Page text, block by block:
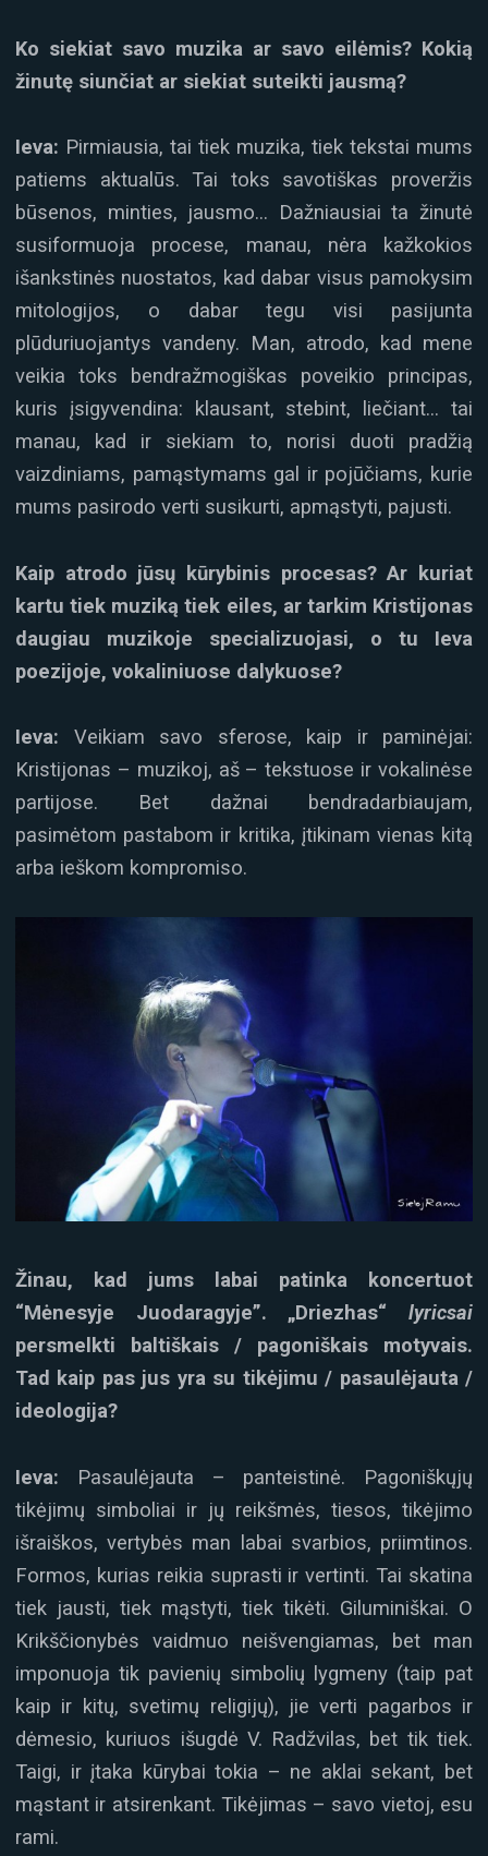
Ko siekiat savo muzika ar savo eilėmis? Kokią
žinutę siunčiat ar siekiat suteikti jausmą?
Ieva: Pirmiausia, tai tiek muzika, tiek tekstai mums
patiems aktualūs. Tai toks savotiškas proveržis
būsenos, minties, jausmo… Dažniausiai ta žinutė
susiformuoja procese, manau, nėra kažkokios
išankstinės nuostatos, kad dabar visus pamokysim
mitologijos, o dabar tegu visi pasijunta
plūduriuojantys vandeny. Man, atrodo, kad mene
veikia toks bendražmogiškas poveikio principas,
kuris įsigyvendina: klausant, stebint, liečiant… tai
manau, kad ir siekiam to, norisi duoti pradžią
vaizdiniams, pamąstymams gal ir pojūčiams, kurie
mums pasirodo verti susikurti, apmąstyti, pajusti.
Kaip atrodo jūsų kūrybinis procesas? Ar kuriat
kartu tiek muziką tiek eiles, ar tarkim Kristijonas
daugiau muzikoje specializuojasi, o tu Ieva
poezijoje, vokaliniuose dalykuose?
Ieva: Veikiam savo sferose, kaip ir paminėjai:
Kristijonas – muzikoj, aš – tekstuose ir vokalinėse
partijose. Bet dažnai bendradarbiaujam,
pasimėtom pastabom ir kritika, įtikinam vienas kitą
arba ieškom kompromiso.
Žinau, kad jums labai patinka koncertuot
“Mėnesyje Juodaragyje”. „Driezhas“ lyricsai
persmelkti baltiškais / pagoniškais motyvais.
Tad kaip pas jus yra su tikėjimu / pasaulėjauta /
ideologija?
Ieva: Pasaulėjauta – panteistinė. Pagoniškųjų
tikėjimų simboliai ir jų reikšmės, tiesos, tikėjimo
išraiškos, vertybės man labai svarbios, priimtinos.
Formos, kurias reikia suprasti ir vertinti. Tai skatina
tiek jausti, tiek mąstyti, tiek tikėti. Giluminiškai. O
Krikščionybės vaidmuo neišvengiamas, bet man
imponuoja tik pavienių simbolių lygmeny (taip pat
kaip ir kitų, svetimų religijų), jie verti pagarbos ir
dėmesio, kuriuos išugdė V. Radžvilas, bet tik tiek.
Taigi, ir įtaka kūrybai tokia – ne aklai sekant, bet
mąstant ir atsirenkant. Tikėjimas – savo vietoj, esu
rami.